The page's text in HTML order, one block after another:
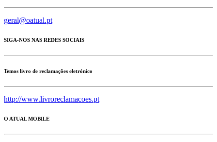
geral@oatual.pt
SIGA-NOS NAS REDES SOCIAIS
Temos livro de reclamações eletrónico
http://www.livroreclamacoes.pt
O ATUAL MOBILE